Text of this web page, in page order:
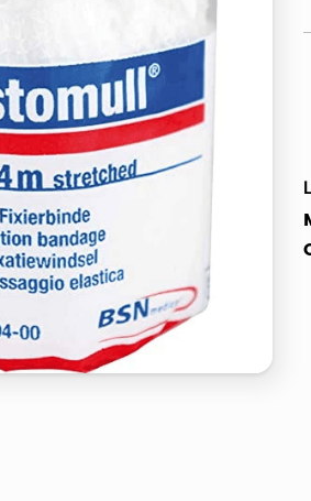
italia independent occhiali sole 0703
lucidatrice pavimenti
pattumiera raccolta differenziata
asciuga capelli spazzola